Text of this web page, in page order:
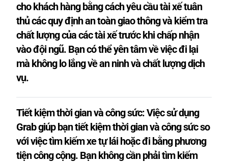
cho khách hàng bằng cách yêu cầu tài xế tuân
thủ các quy định an toàn giao thông và kiểm tra
chất lượng của các tài xế trước khi chấp nhận
vào đội ngũ. Bạn có thể yên tâm về việc đi lại
mà không lo lắng về an ninh và chất lượng dịch
vụ.
Tiết kiệm thời gian và công sức: Việc sử dụng
Grab giúp bạn tiết kiệm thời gian và công sức so
với việc tìm kiếm xe tự lái hoặc đi bằng phương
tiện công cộng. Bạn không cần phải tìm kiếm